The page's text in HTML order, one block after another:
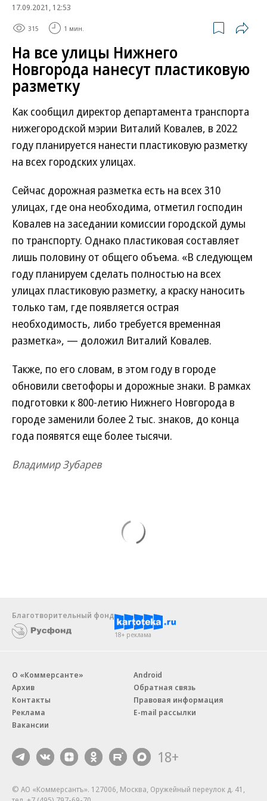
17.09.2021, 12:53
315 1 мин.
На все улицы Нижнего
Новгорода нанесут пластиковую
разметку
Как сообщил директор департамента транспорта
нижегородской мэрии Виталий Ковалев, в 2022
году планируется нанести пластиковую разметку
на всех городских улицах.
Сейчас дорожная разметка есть на всех 310
улицах, где она необходима, отметил господин
Ковалев на заседании комиссии городской думы
по транспорту. Однако пластиковая составляет
лишь половину от общего объема. «В следующем
году планируем сделать полностью на всех
улицах пластиковую разметку, а краску наносить
только там, где появляется острая
необходимость, либо требуется временная
разметка», — доложил Виталий Ковалев.
Также, по его словам, в этом году в городе
обновили светофоры и дорожные знаки. В рамках
подготовки к 800-летию Нижнего Новгорода в
городе заменили более 2 тыс. знаков, до конца
года появятся еще более тысячи.
Владимир Зубарев
Благотворительный фонд
18+ реклама
О «Коммерсанте»
Архив
Контакты
Реклама
Вакансии
Android
Обратная связь
Правовая информация
E-mail рассылки
18+
© АО «Коммерсантъ». 127006, Москва, Оружейный переулок д. 41,